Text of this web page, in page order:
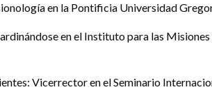
en la Pontificia Universidad
en el Instituto para las
Vicerrector en el Seminario